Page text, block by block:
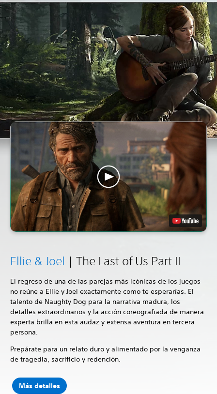
Ellie & Joel | The Last of Us Part II
El regreso de una de las parejas más icónicas de los juegos
no reúne a Ellie y Joel exactamente como te esperarías. El
talento de Naughty Dog para la narrativa madura, los
detalles extraordinarios y la acción coreografiada de manera
experta brilla en esta audaz y extensa aventura en tercera
persona.
Prepárate para un relato duro y alimentado por la venganza
de tragedia, sacrificio y redención.
Más detalles